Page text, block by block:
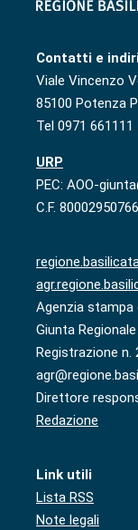
Contatti e
Viale Vincenzo
85100 Potenza
Tel 0971 661111
URP
PEC: AOO-
C.F. 80002950766
Agenzia stampa
Giunta
Registrazione n.
Direttore
Redazione
Link utili
Lista RSS
Note legali